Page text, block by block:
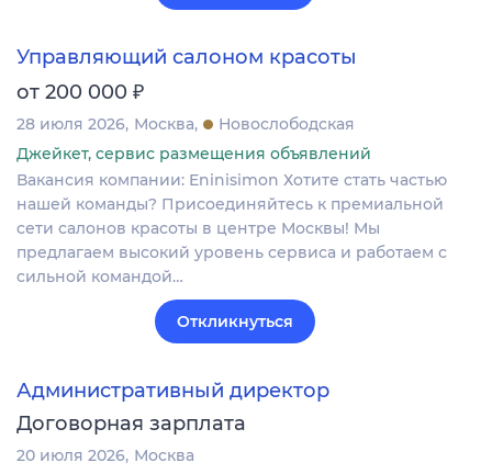
Управляющий салоном красоты
от 200 000 ₽
28 июля 2026 Москва
Новослободская
Джейкет, сервис размещения объявлений
Вакансия компании: Eninisimon Хотите стать частью
нашей команды? Присоединяйтесь к премиальной
сети салонов красоты в центре Москвы! Мы
предлагаем высокий уровень сервиса и работаем с
сильной командой…
Откликнуться
Административный директор
Договорная зарплата
20 июля 2026 Москва